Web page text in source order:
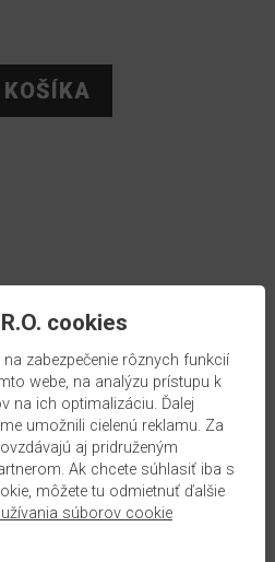
spôsobom je pre dosiahnutie
veľmi dôležité zvoliť správnu
Cork 2 mm v sebe spája
vlastnosťami. Je 100%
a recyklovateľná. Hrúbka podložky
zníženie nárazového a kročajového
tlakovej pevnosti chráni podlahu v
cookies
zabezpečenie rôznych funkcií
webe, na analýzu prístupu k
na ich optimalizáciu. Ďalej
umožnili cielenú reklamu. Za
aj pridruženým
Ak chcete súhlasiť iba s
môžete tu odmietnuť ďalšie
súborov cookie